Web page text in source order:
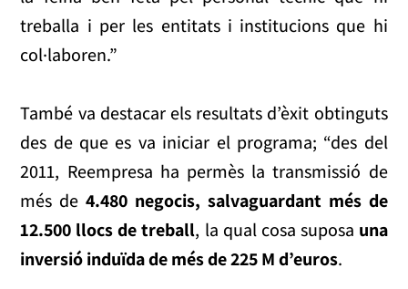
treballa i per les entitats i institucions que hi
col·laboren.”
També va destacar els resultats d’èxit obtinguts
des de que es va iniciar el programa; “des del
2011, Reempresa ha permès la transmissió de
més de4.480 negocis, salvaguardant més de
12.500 llocs de treball, la qual cosa suposa una
inversió induïda de més de 225 M d’euros.